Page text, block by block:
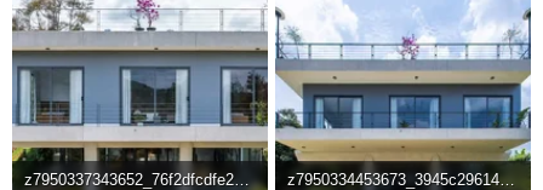
z7950337343652_76f2dfcdfe2628b135c962a17f0aebcf.webp z7950334453673_3945c296145bf053841f42c70913aa8c.webp